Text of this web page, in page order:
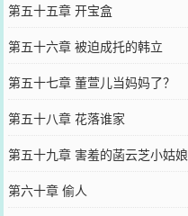
第五十五章 开宝盒
第五十六章 被迫成托的韩立
第五十七章 董萱儿当妈妈了？
第五十八章 花落谁家
第五十九章 害羞的菡云芝小姑娘
第六十章 偷人